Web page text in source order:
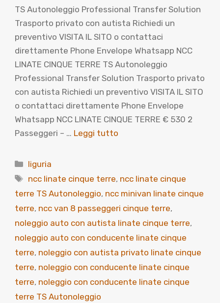
TS Autonoleggio Professional Transfer Solution
Trasporto privato con autista Richiedi un
preventivo VISITA IL SITO o contattaci
direttamente Phone Envelope Whatsapp NCC
LINATE CINQUE TERRE TS Autonoleggio
Professional Transfer Solution Trasporto privato
con autista Richiedi un preventivo VISITA IL SITO
o contattaci direttamente Phone Envelope
Whatsapp NCC LINATE CINQUE TERRE € 530 2
Passeggeri – … Leggi tutto
Categorie
liguria
Tag
ncc linate cinque terre, ncc linate cinque
terre TS Autonoleggio, ncc minivan linate cinque
terre, ncc van 8 passeggeri cinque terre,
noleggio auto con autista linate cinque terre,
noleggio auto con conducente linate cinque
terre, noleggio con autista privato linate cinque
terre, noleggio con conducente linate cinque
terre, noleggio con conducente linate cinque
terre TS Autonoleggio